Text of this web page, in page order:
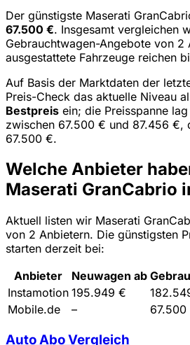
Der günstigste Maserati
67.500 €. Insgesamt vergleichen
Gebrauchtwagen-Angebote von 2
ausgestattete Fahrzeuge reichen
Auf Basis der Marktdaten der
Preis-Check das aktuelle Niveau
Bestpreis ein; die Preisspanne
zwischen 67.500 € und 87.456 €,
67.500 €.
Welche Anbieter
Maserati GranCabrio
Aktuell listen wir Maserati
von 2 Anbietern. Die günstigsten
starten derzeit bei:
Anbieter
Neuwagen ab
Instamotion 195.949 €
Mobile.de
– 67.500
Auto Abo Vergleich